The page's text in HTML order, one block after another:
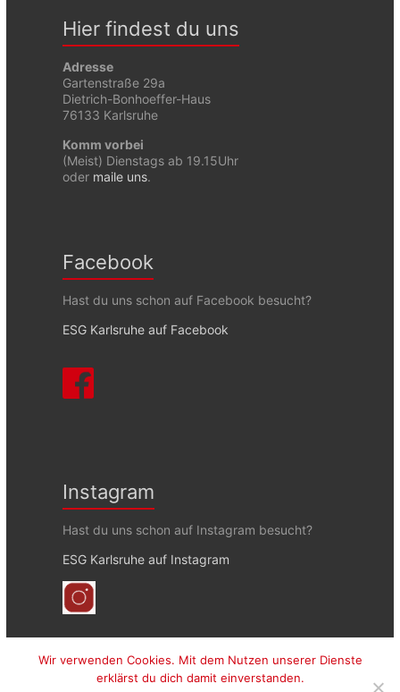
Hier findest du uns
Adresse
Gartenstraße 29a
Dietrich-Bonhoeffer-Haus
76133 Karlsruhe
Komm vorbei
(Meist) Dienstags ab 19.15Uhr
oder maile uns.
Facebook
Hast du uns schon auf Facebook besucht?
ESG Karlsruhe auf Facebook
Instagram
Hast du uns schon auf Instagram besucht?
ESG Karlsruhe auf Instagram
Wir verwenden Cookies. Mit dem Nutzen unserer Dienste
erklärst du dich damit einverstanden.